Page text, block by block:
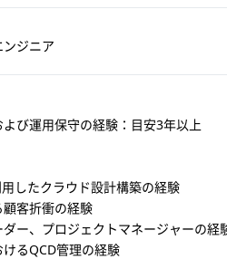
ンジニア
よび運用保守の経験：目安3年以上
したクラウド設計構築の経験
顧客折衝の経験
ダー、プロジェクトマネージャーの経
けるQCD管理の経験